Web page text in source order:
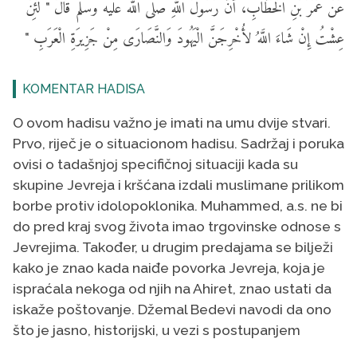
عَنْ عُمَرَ بْنِ الْخَطَّابِ، أَنَّ رَسُولَ اللَّهِ صلى الله عليه وسلم قَالَ " لَئِنْ
عِشْتُ إِنْ شَاءَ اللَّهُ لأُخْرِجَنَّ الْيَهُودَ وَالنَّصَارَى مِنْ جَزِيرَةِ الْعَرَبِ "
KOMENTAR HADISA
O ovom hadisu važno je imati na umu dvije stvari.
Prvo, riječ je o situacionom hadisu. Sadržaj i poruka
ovisi o tadašnjoj specifičnoj situaciji kada su
skupine Jevreja i kršćana izdali muslimane prilikom
borbe protiv idolopoklonika. Muhammed, a.s. ne bi
do pred kraj svog života imao trgovinske odnose s
Jevrejima. Također, u drugim predajama se bilježi
kako je znao kada naiđe povorka Jevreja, koja je
ispraćala nekoga od njih na Ahiret, znao ustati da
iskaže poštovanje. Džemal Bedevi navodi da ono
što je jasno, historijski, u vezi s postupanjem